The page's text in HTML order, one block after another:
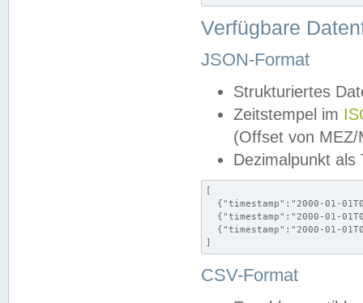
Verfügbare
JSON-Format
Strukturiertes
Zeitstempel im
(Offset von MEZ/
Dezimalpunkt als
[
{"timestamp":"2000-01-
{"timestamp":"2000-01-
{"timestamp":"2000-01-
]
CSV-Format